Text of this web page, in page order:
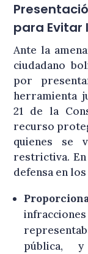
para Evitar
Ante la
ciudadano
por
herramienta
21 de la
recurso
quienes se
restrictiva. En
defensa en
pública,